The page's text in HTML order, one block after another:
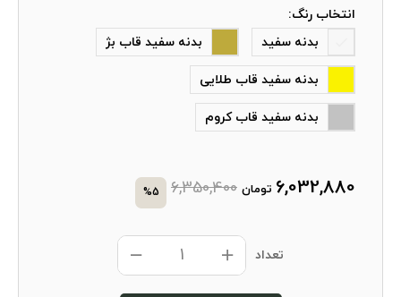
انتخاب رنگ:
بدنه سفید
بدنه سفید قاب بژ
بدنه سفید قاب طلایی
بدنه سفید قاب کروم
6,032,880 تومان 6,350,400
%5
تعداد